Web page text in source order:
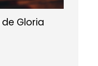
Gloria